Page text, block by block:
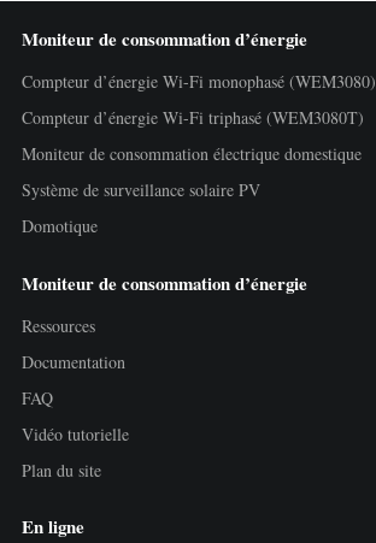
Moniteur de consommation d’énergie
Compteur d’énergie Wi-Fi monophasé (WEM3080)
Compteur d’énergie Wi-Fi triphasé (WEM3080T)
Moniteur de consommation électrique domestique
Système de surveillance solaire PV
Domotique
Moniteur de consommation d’énergie
Ressources
Documentation
FAQ
Vidéo tutorielle
Plan du site
En ligne